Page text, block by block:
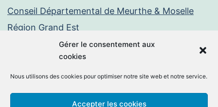
Gérer le consentement aux
cookies
Nous utilisons des cookies pour optimiser notre site web et notre service.
Accepter les cookies
Conseil Départemental de Meurthe & Moselle
Région Grand Est
Paiement en ligne
Mentions légales Politique de confidentialité